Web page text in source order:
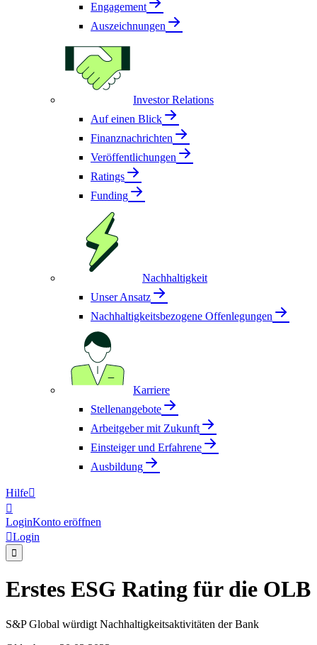
Engagement
Auszeichnungen
Investor Relations
Auf einen Blick
Finanznachrichten
Veröffentlichungen
Ratings
Funding
Nachhaltigkeit
Unser Ansatz
Nachhaltigkeitsbezogene Offenlegungen
Karriere
Stellenangebote
Arbeitgeber mit Zukunft
Einsteiger und Erfahrene
Ausbildung
Hilfe

LoginKonto eröffnen
Login

Erstes ESG Rating für die OLB
S&P Global würdigt Nachhaltigkeitsaktivitäten der Bank